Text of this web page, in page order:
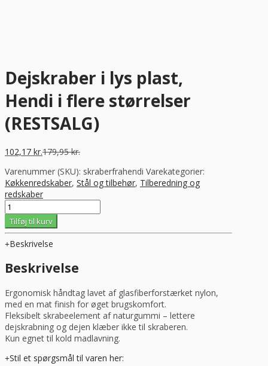
Dejskraber i lys plast,
Hendi i flere størrelser
(RESTSALG)
102,17 kr.179,95kr.
Varenummer (SKU): skraberfrahendi Varekategorier:
Køkkenredskaber, Stål og tilbehør, Tilberedning og
redskaber
Dejskraber
i
lys
plast,
Hendi
flere
(RESTSALG)
antal
Tilføj til kurv
Beskrivelse
Beskrivelse
Ergonomisk håndtag lavet af glasfiberforstærket nylon,
med en mat finish for øget brugskomfort.
Fleksibelt skrabeelement af naturgummi – lettere
dejskrabning og dejen klæber ikke til skraberen.
Kun egnet til kold madlavning.
Stil et spørgsmål til varen her: